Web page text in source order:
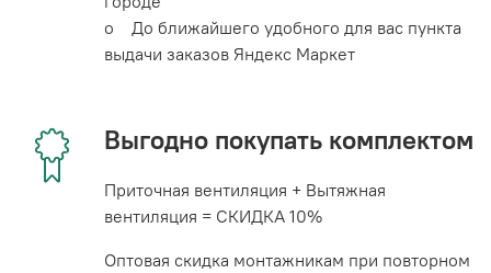
o До ближайшего удобного для вас пункта
выдачи заказов Яндекс Маркет
Выгодно покупать комплектом
Приточная вентиляция + Вытяжная
вентиляция = СКИДКА 10%
Оптовая скидка монтажникам при повторном